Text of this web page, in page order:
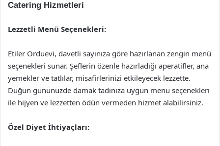
Catering Hizmetleri
Lezzetli Menü Seçenekleri:
Etiler Orduevi, davetli sayınıza göre hazırlanan zengin menü
seçenekleri sunar. Şeflerin özenle hazırladığı aperatifler, ana
yemekler ve tatlılar, misafirlerinizi etkileyecek lezzette.
Düğün gününüzde damak tadınıza uygun menü seçenekleri
ile hijyen ve lezzetten ödün vermeden hizmet alabilirsiniz.
Özel Diyet İhtiyaçları: